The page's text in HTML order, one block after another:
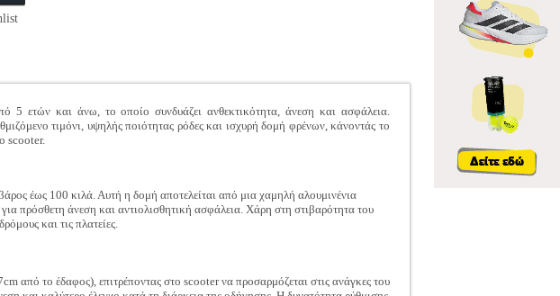
ετών και άνω, το οποίο συνδυάζει ανθεκτικότητα, άνεση και ασφάλεια.
τιμόνι, υψηλής ποιότητας ρόδες και ισχυρή δομή φρένων, κάνοντάς το
scooter.
έως 100 κιλά. Αυτή η δομή αποτελείται από μια χαμηλή αλουμινένια
πρόσθετη άνεση και αντιολισθητική ασφάλεια. Χάρη στη στιβαρότητα του
και τις πλατείες.
από το έδαφος), επιτρέποντας στο scooter να προσαρμόζεται στις ανάγκες του